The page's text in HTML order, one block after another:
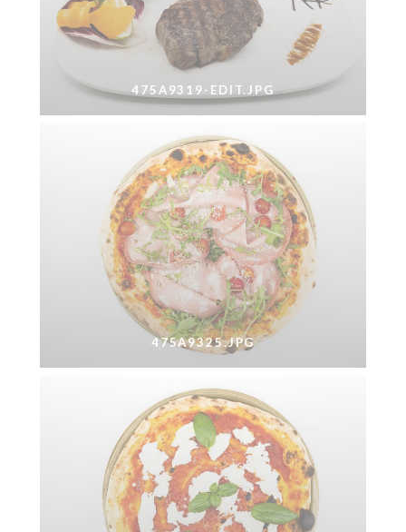
475A9319-EDIT.JPG
475A9325.JPG